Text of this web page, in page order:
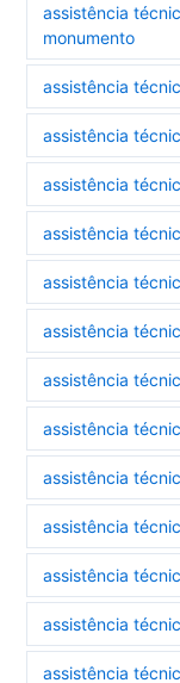
assistência
monumento
assistência
assistência
assistência
assistência
assistência
assistência
assistência
assistência
assistência
assistência
assistência
assistência
assistência